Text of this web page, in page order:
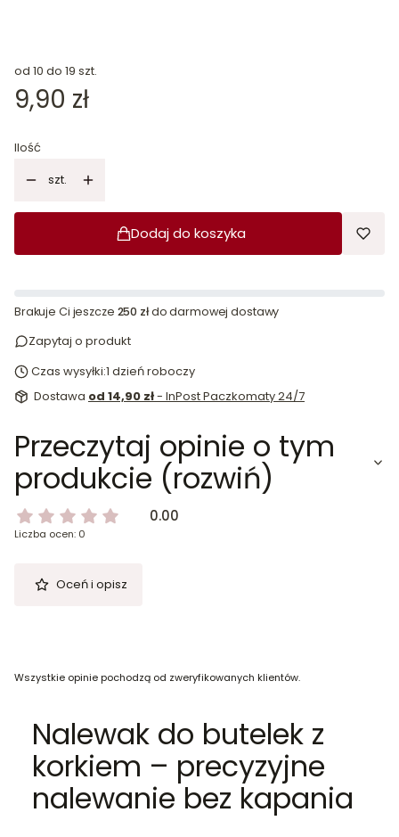
od 10 do 19 szt.
Cena
9,90 zł
Ilość
szt.
Dodaj do koszyka
Brakuje Ci jeszcze 250 złdo darmowej dostawy
Zapytaj o produkt
Czas wysyłki:1 dzień roboczy
Dostawa od 14,90 zł- InPost Paczkomaty 24/7
Przeczytaj opinie o tym
produkcie (rozwiń)
0.00
Liczba ocen: 0
Oceń i opisz
Wszystkie opinie pochodzą od zweryfikowanych klientów.
Nalewak do butelek z
korkiem – precyzyjne
nalewanie bez kapania